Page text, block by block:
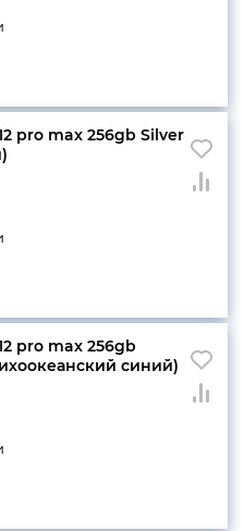
pro max 256gb Silver
pro max 256gb
синий)